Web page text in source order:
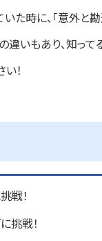
た時に、「意外と
いもあり、知って
！
戦！
挑戦！